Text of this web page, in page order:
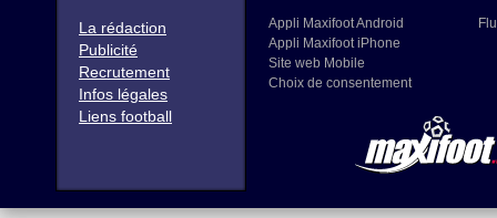
La rédaction
Publicité
Recrutement
Infos légales
Liens football
Appli Maxifoot Android
Appli Maxifoot iPhone
Site web Mobile
Choix de consentement